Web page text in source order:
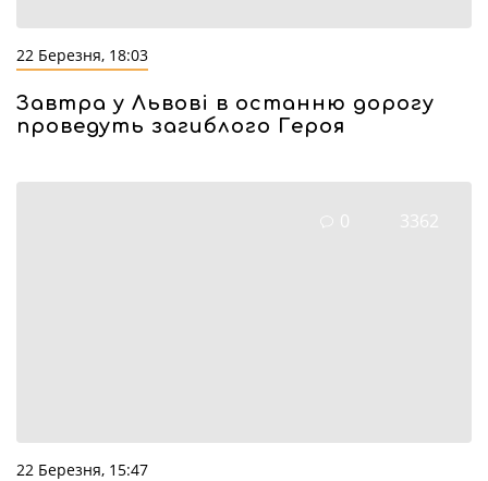
22 Березня, 18:03
Завтра у Львові в останню дорогу
проведуть загиблого Героя
0 3362
22 Березня, 15:47